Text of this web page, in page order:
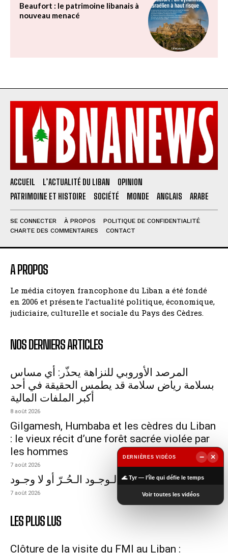
Beaufort : le patrimoine libanais à
nouveau menacé
ACCUEIL L’ACTUALITÉ DU LIBAN
OPINION
PATRIMOINE ET HISTOIRE
SOCIÉTÉ MONDE ANGLAIS ARABE
SE CONNECTER À PROPOS
POLITIQUE DE CONFIDENTIALITÉ
CHARTE DES COMMENTAIRES
CONTACT
A PROPOS
Le média citoyen francophone du Liban a été fondé
en 2006 et présente l’actualité politique, économique,
judiciaire, culturelle et sociale du Pays des Cèdres.
NOS DERNIERS ARTICLES
المرصد الأوروبي للنزاهة يحذّر: أي مساس
بسلامة رياض سلامة قد يطمس الحقيقة في أحد
أكبر الملفات المالية
8 août 2026
Gilgamesh, Humbaba et les cèdres du Liban
: le vieux récit d’une forêt sacrée violée par
les hommes
7 août 2026
لـبـنـان والأحزاب: الـوجـود الـحُـرّ أو لا وجـود
7 août 2026
LES PLUS LUS
Clôture de la visite du FMI au Liban :
DERNIÈRES VIDÉOS −
×
🌊 Tyr — l’île qui défie le temps
Voir toutes les vidéos